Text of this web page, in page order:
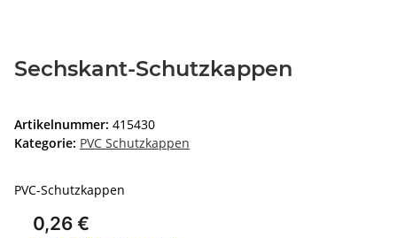
Sechskant-Schutzkappen
Artikelnummer: 415430
Kategorie: PVC Schutzkappen
PVC-Schutzkappen
0,26 €